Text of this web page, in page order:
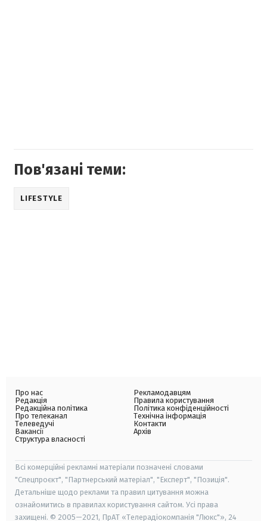
Пов'язані теми:
LIFESTYLE
Про нас
Редакція
Редакційна політика
Про телеканал
Телеведучі
Вакансії
Структура власності
Рекламодавцям
Правила користування
Політика конфіденційності
Технічна інформація
Контакти
Архів
Всі комерційні рекламні матеріали позначені словами
"Спецпроєкт", "Партнерський матеріал", "Експерт", "Позиція".
Детальніше щодо реклами та правил цитування можна
ознайомитись в правилах користування сайтом. Усі права
захищені. © 2005—2021, ПрАТ «Телерадіокомпанія "Люкс"», 24